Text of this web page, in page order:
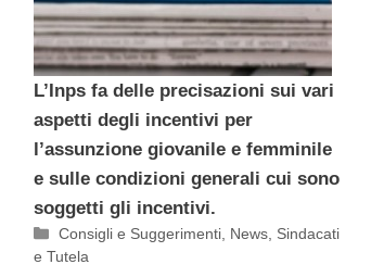
L’Inps fa delle precisazioni sui vari
aspetti degli incentivi per
l’assunzione giovanile e femminile
e sulle condizioni generali cui sono
soggetti gli incentivi.
Categorie
Consigli e Suggerimenti News Sindacati
e Tutela